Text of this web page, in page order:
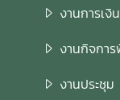
งาน
งานกิ
งาน